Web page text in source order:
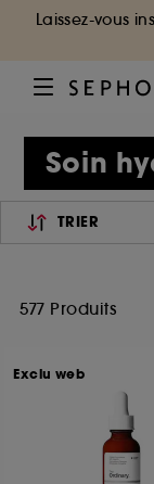
Laissez-vous
Soin
TRIER
577 Produits
Exclu web